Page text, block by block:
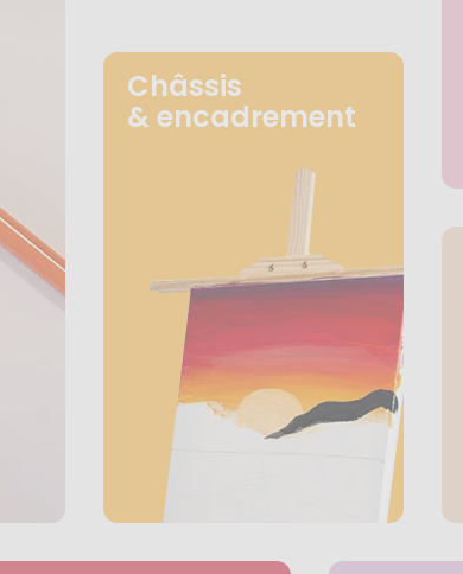
Châssis
& encadrement